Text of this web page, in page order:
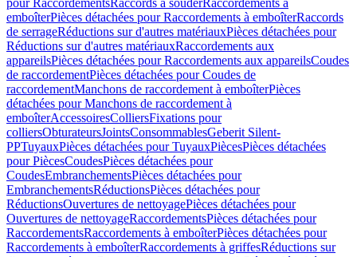
pour RaccordementsRaccords à souderRaccordements à
emboîterPièces détachées pour Raccordements à emboîterRaccords
de serrageRéductions sur d'autres matériauxPièces détachées pour
Réductions sur d'autres matériauxRaccordements aux
appareilsPièces détachées pour Raccordements aux appareilsCoudes
de raccordementPièces détachées pour Coudes de
raccordementManchons de raccordement à emboîterPièces
détachées pour Manchons de raccordement à
emboîterAccessoiresColliersFixations pour
colliersObturateursJointsConsommablesGeberit Silent-
PPTuyauxPièces détachées pour TuyauxPiècesPièces détachées
pour PiècesCoudesPièces détachées pour
CoudesEmbranchementsPièces détachées pour
EmbranchementsRéductionsPièces détachées pour
RéductionsOuvertures de nettoyagePièces détachées pour
Ouvertures de nettoyageRaccordementsPièces détachées pour
RaccordementsRaccordements à emboîterPièces détachées pour
Raccordements à emboîterRaccordements à griffesRéductions sur